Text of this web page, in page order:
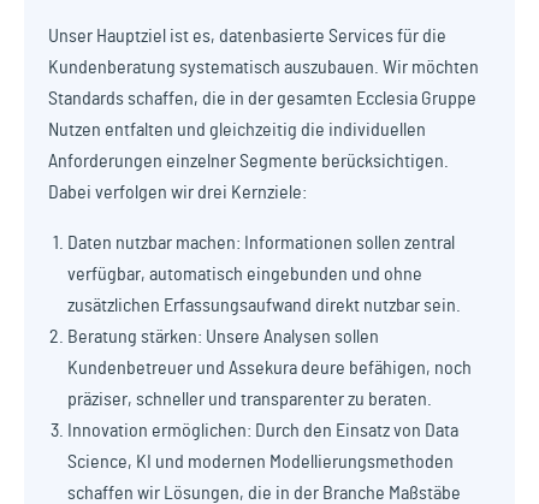
Unser Hauptziel ist es, datenbasierte Services für die
Kundenberatung systematisch auszubauen. Wir möchten
Standards schaffen, die in der gesamten Ecclesia Gruppe
Nutzen entfalten und gleichzeitig die individuellen
Anforderungen einzelner Segmente berücksichtigen.
Dabei verfolgen wir drei Kernziele:
Daten nutzbar machen: Informationen sollen zentral
verfügbar, automatisch eingebunden und ohne
zusätzlichen Erfassungsaufwand direkt nutzbar sein.
Beratung stärken: Unsere Analysen sollen
Kundenbetreuer und Assekura deure befähigen, noch
präziser, schneller und transparenter zu beraten.
Innovation ermöglichen: Durch den Einsatz von Data
Science, KI und modernen Modellierungsmethoden
schaffen wir Lösungen, die in der Branche Maßstäbe